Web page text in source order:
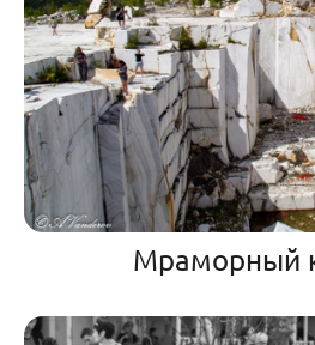
Мраморный